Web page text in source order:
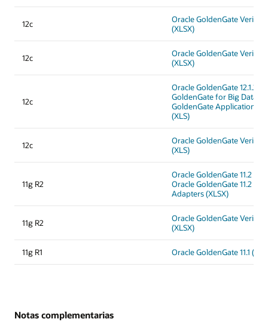
12c
Oracle GoldenGate Veridata
(XLSX)
12c
Oracle GoldenGate Veridata
(XLSX)
12c
Oracle GoldenGate 12.1.2,
GoldenGate for Big Data, y
GoldenGate Application
(XLS)
12c
Oracle GoldenGate Veridata
(XLS)
11g R2
Oracle GoldenGate 11.2
Oracle GoldenGate 11.2
Adapters (XLSX)
11g R2
Oracle GoldenGate Veridata
(XLSX)
11g R1 Oracle GoldenGate 11.1
Notas complementarias